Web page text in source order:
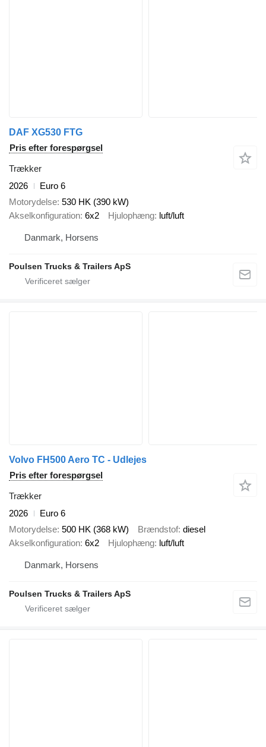
DAF XG530 FTG
Pris efter forespørgsel
Trækker
2026
Euro 6
Motorydelse 530 HK (390 kW)
Akselkonfiguration 6x2 Hjulophæng luft/luft
Danmark, Horsens
Poulsen Trucks & Trailers ApS
Volvo FH500 Aero TC - Udlejes
Pris efter forespørgsel
Trækker
2026
Euro 6
Motorydelse 500 HK (368 kW) Brændstof diesel
Akselkonfiguration 6x2 Hjulophæng luft/luft
Danmark, Horsens
Poulsen Trucks & Trailers ApS